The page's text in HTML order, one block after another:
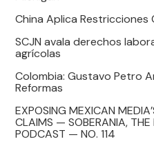
China Aplica Restricciones
SCJN avala derechos
agrícolas
Colombia: Gustavo Petro
Reformas
EXPOSING MEXICAN
CLAIMS — SOBERANIA, THE
PODCAST — NO. 114